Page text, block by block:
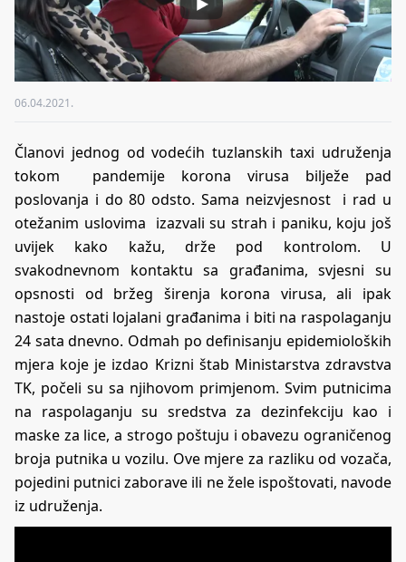
06.04.2021.
Članovi jednog od vodećih tuzlanskih taxi udruženja
tokom pandemije korona virusa bilježe pad
poslovanja i do 80 odsto. Sama neizvjesnost i rad u
otežanim uslovima izazvali su strah i paniku, koju još
uvijek kako kažu, drže pod kontrolom. U
svakodnevnom kontaktu sa građanima, svjesni su
opsnosti od bržeg širenja korona virusa, ali ipak
nastoje ostati lojalani građanima i biti na raspolaganju
24 sata dnevno. Odmah po definisanju epidemioloških
mjera koje je izdao Krizni štab Ministarstva zdravstva
TK, počeli su sa njihovom primjenom. Svim putnicima
na raspolaganju su sredstva za dezinfekciju kao i
maske za lice, a strogo poštuju i obavezu ograničenog
broja putnika u vozilu. Ove mjere za razliku od vozača,
pojedini putnici zaborave ili ne žele ispoštovati, navode
iz udruženja.